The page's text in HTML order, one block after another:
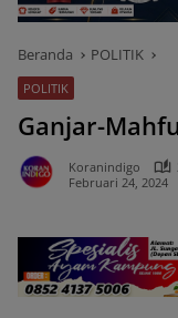
Beranda POLITIK
POLITIK
Ganjar-
Koranindigo
Februari 24, 2024